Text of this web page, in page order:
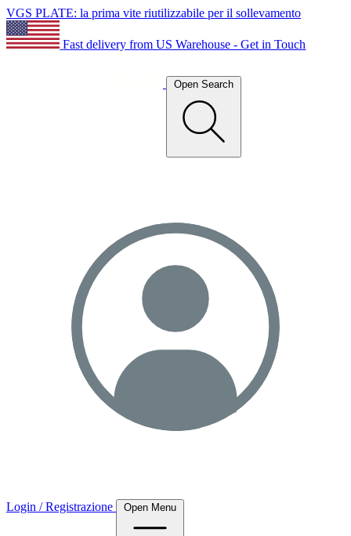
VGS PLATE: la prima vite riutilizzabile per il sollevamento
Fast delivery from US Warehouse - Get in Touch
Open Search
Login / Registrazione Open Menu